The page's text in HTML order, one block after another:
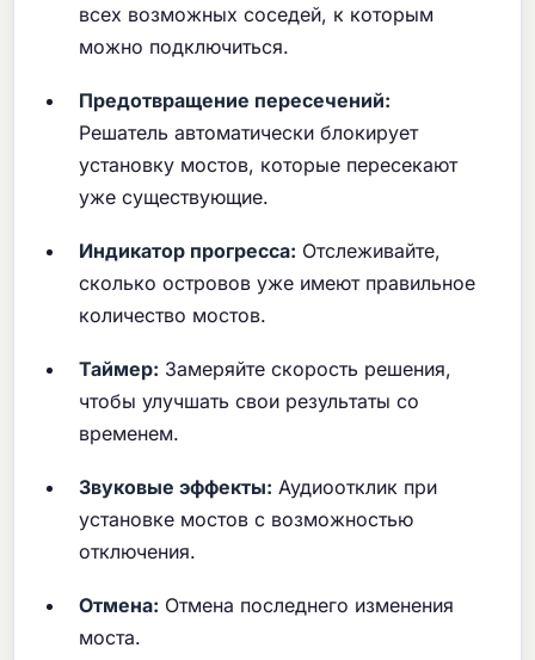
всех возможных соседей, к которым
можно подключиться.
Предотвращение пересечений:
Решатель автоматически блокирует
установку мостов, которые пересекают
уже существующие.
Индикатор прогресса: Отслеживайте,
сколько островов уже имеют правильное
количество мостов.
Таймер: Замеряйте скорость решения,
чтобы улучшать свои результаты со
временем.
Звуковые эффекты: Аудиоотклик при
установке мостов с возможностью
отключения.
Отмена: Отмена последнего изменения
моста.